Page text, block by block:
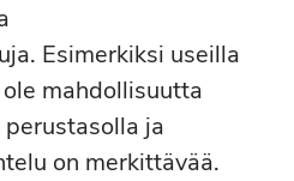
Esimerkiksi useilla
mahdollisuutta
ja
on merkittävää.